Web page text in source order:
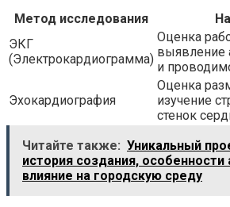
Метод исследования
ЭКГ
(Электрокардиограмма)
Оценка
выявление
и
Эхокардиография
Оценка
изучение
стенок
Читайте также: Уникальный
история создания, особенности
влияние на городскую среду